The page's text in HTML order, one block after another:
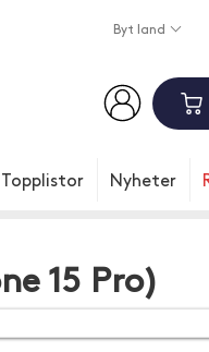
Byt land
Topplistor Nyheter
15 Pro)